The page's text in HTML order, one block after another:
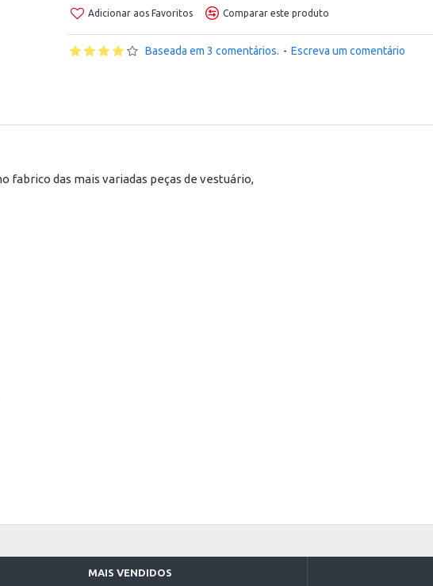
Baseada em 3 comentários. - Escreva um comentário
Adicionar aos Favoritos Comparar este produto
fabrico das mais variadas peças de vestuário,
MAIS VENDIDOS